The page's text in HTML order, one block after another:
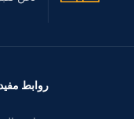
روابط